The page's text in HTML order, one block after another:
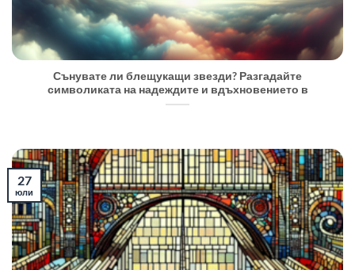
Сънувате ли блещукащи звезди? Разгадайте
символиката на надеждите и вдъхновението в
27
юли